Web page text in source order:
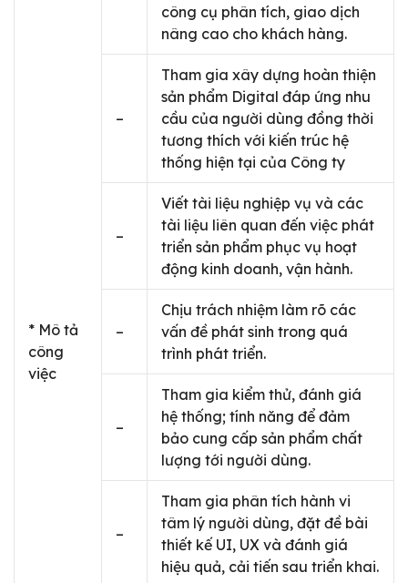
* Mô tả
công
việc
công cụ phân tích, giao dịch
nâng cao cho khách hàng.
–
Tham gia xây dựng hoàn thiện
sản phẩm Digital đáp ứng nhu
cầu của người dùng đồng thời
tương thích với kiến trúc hệ
thống hiện tại của Công ty
–
Viết tài liệu nghiệp vụ và các
tài liệu liên quan đến việc phát
triển sản phẩm phục vụ hoạt
động kinh doanh, vận hành.
–
Chịu trách nhiệm làm rõ các
vấn đề phát sinh trong quá
trình phát triển.
–
Tham gia kiểm thử, đánh giá
hệ thống; tính năng để đảm
bảo cung cấp sản phẩm chất
lượng tới người dùng.
–
Tham gia phân tích hành vi
tâm lý người dùng, đặt đề bài
thiết kế UI, UX và đánh giá
hiệu quả, cải tiến sau triển khai.